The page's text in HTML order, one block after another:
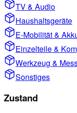
TV & Audio
Haushaltsgeräte
E-Mobilität &
Einzelteile &
Werkzeug &
Sonstiges
Zustand